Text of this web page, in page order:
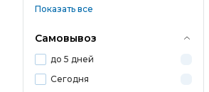
Показать все
Самовывоз
до 5 дней
Сегодня